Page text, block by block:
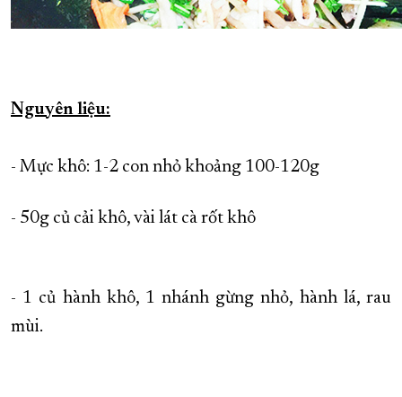
Nguyên liệu:
- Mực khô: 1-2 con nhỏ khoảng 100-120g
- 50g củ cải khô, vài lát cà rốt khô
- 1 củ hành khô, 1 nhánh gừng nhỏ, hành lá, rau
mùi.